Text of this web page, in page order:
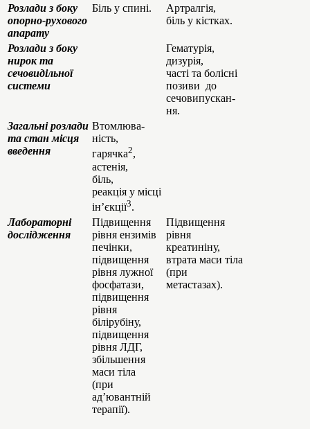
Розлади з боку
опорно-рухового
апарату
Біль у спині.
Артралгія,
біль у кістках.
Розлади з боку
нирок та
сечовидільної
системи
Гематурія,
дизурія,
часті та болісні
позиви до
сечовипускан-
ня.
Загальні розлади
та стан місця
введення
Втомлюва-
ність,
гарячка2,
астенія,
біль,
реакція у місці
ін’єкції3.
Лабораторні
дослідження
Підвищення
рівня ензимів
печінки,
підвищення
рівня лужної
фосфатази,
підвищення
рівня
білірубіну,
підвищення
рівня ЛДГ,
збільшення
маси тіла
(при
ад’ювантній
терапії).
Підвищення
рівня
креатиніну,
втрата маси тіла
(при
метастазах).